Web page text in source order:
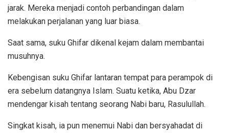
jarak. Mereka menjadi contoh perbandingan dalam
melakukan perjalanan yang luar biasa.
Saat sama, suku Ghifar dikenal kejam dalam membantai
musuhnya.
Kebengisan suku Ghifar lantaran tempat para perampok di
era sebelum datangnya Islam. Suatu ketika, Abu Dzar
mendengar kisah tentang seorang Nabi baru, Rasulullah.
Singkat kisah, ia pun menemui Nabi dan bersyahadat di